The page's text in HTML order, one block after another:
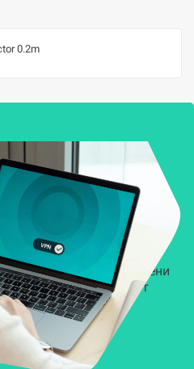
0.2m
решения, предназначени
организация от
ПОВЕЧЕ